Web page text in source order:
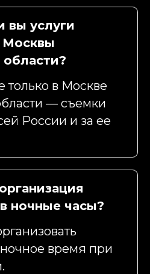
вы услуги
Москвы
только в Москве
— съемки
России и за ее
ночные часы?
время при